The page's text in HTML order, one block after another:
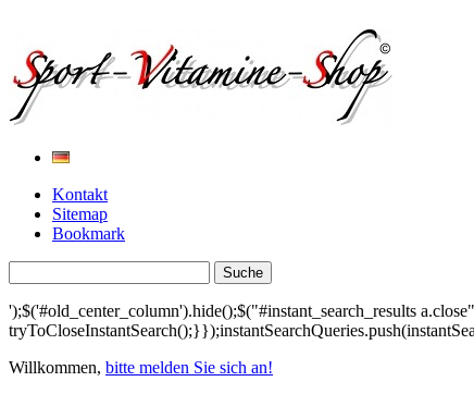
Kontakt
Sitemap
Bookmark
');$('#old_center_column').hide();$("#instant_search_results
Willkommen, bitte melden Sie sich an!